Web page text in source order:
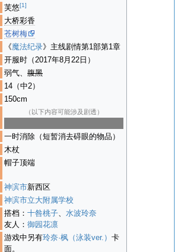
芙悠[1]
大桥彩香
苍树梅
《魔法纪录》主线剧情第1部第1章
开服时（2017年8月22日）
弱气、 腹黑
14（中2）
150cm
（以下内容可能涉及剧透）
一时消除（短暂消去碍眼的物品）
木杖
帽子顶端
神滨市新西区
神滨市立大附属学校
搭档： 十咎桃子、 水波玲奈
友人： 御园花凛
游戏中另有玲奈·枫（泳装ver.） 卡
面。